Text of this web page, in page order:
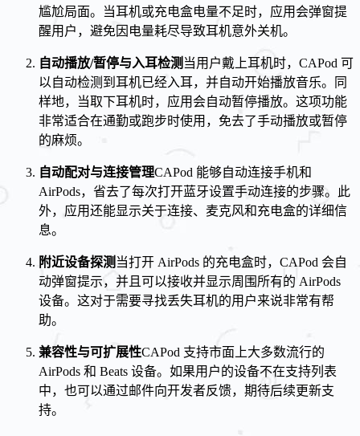
尴尬局面。当耳机或充电盒电量不足时，应用会弹窗提
醒用户，避免因电量耗尽导致耳机意外关机。
自动播放/暂停与入耳检测 当用户戴上耳机时，CAPod 可
以自动检测到耳机已经入耳，并自动开始播放音乐。同
样地，当取下耳机时，应用会自动暂停播放。这项功能
非常适合在通勤或跑步时使用，免去了手动播放或暂停
的麻烦。
自动配对与连接管理CAPod 能够自动连接手机和
AirPods，省去了每次打开蓝牙设置手动连接的步骤。此
外，应用还能显示关于连接、麦克风和充电盒的详细信
息。
附近设备探测 当打开 AirPods 的充电盒时，CAPod 会自
动弹窗提示，并且可以接收并显示周围所有的 AirPods
设备。这对于需要寻找丢失耳机的用户来说非常有帮
助。
兼容性与可扩展性CAPod 支持市面上大多数流行的
AirPods 和 Beats 设备。如果用户的设备不在支持列表
中，也可以通过邮件向开发者反馈，期待后续更新支
持。